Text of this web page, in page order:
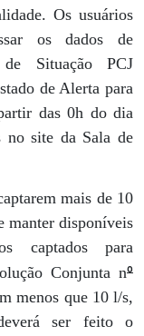
Os usuários
os dados de
Situação PCJ
de Alerta para
das 0h do dia
no site da Sala de
mais de 10
manter disponíveis
captados para
Conjunta nº
menos que 10 l/s,
ser feito o